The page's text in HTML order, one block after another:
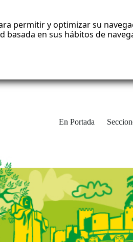
permitir y optimizar su
en sus hábitos de
En Portada